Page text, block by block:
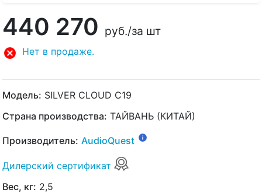
440 270 руб./за шт
Нет в продаже.
Модель: SILVER CLOUD C19
Страна производства: ТАЙВАНЬ (КИТАЙ)
Производитель: AudioQuest
Дилерский сертификат
Вес, кг: 2,5